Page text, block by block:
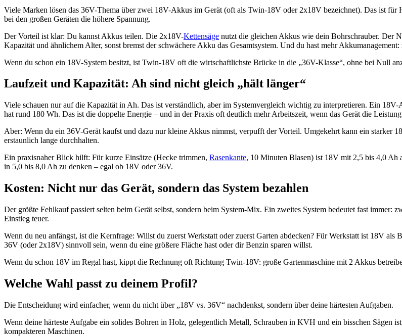
Viele Marken lösen das 36V-Thema über zwei 18V-Akkus im Gerät (oft als Twin-18V oder 2x18V bezeichnet). Das ist für
bei den großen Geräten die höhere Spannung.
Der Vorteil ist klar: Du kannst Akkus teilen. Die 2x18V-Kettensäge nutzt die gleichen Akkus wie dein Bohrschrauber. Der
Kapazität und ähnlichem Alter, sonst bremst der schwächere Akku das Gesamtsystem. Und du hast mehr
Wenn du schon ein 18V-System besitzt, ist Twin-18V oft die wirtschaftlichste Brücke in die „36V-Klasse“, ohne bei Null
Laufzeit und Kapazität: Ah sind nicht gleich „hält länger“
Viele schauen nur auf die Kapazität in Ah. Das ist verständlich, aber im Systemvergleich wichtig zu interpretieren. Ein
hat rund 180 Wh. Das ist die doppelte Energie – und in der Praxis oft deutlich mehr Arbeitszeit, wenn das Gerät die
Aber: Wenn du ein 36V-Gerät kaufst und dazu nur kleine Akkus nimmst, verpufft der Vorteil. Umgekehrt kann ein starker
erstaunlich lange durchhalten.
Ein praxisnaher Blick hilft: Für kurze Einsätze (Hecke trimmen, Rasenkante, 10 Minuten Blasen) ist 18V mit 2,5 bis 4,0 Ah
in 5,0 bis 8,0 Ah zu denken – egal ob 18V oder 36V.
Kosten: Nicht nur das Gerät, sondern das System bezahlen
Der größte Fehlkauf passiert selten beim Gerät selbst, sondern beim System-Mix. Ein zweites System bedeutet fast immer:
Einstieg teuer.
Wenn du neu anfängst, ist die Kernfrage: Willst du zuerst Werkstatt oder zuerst Garten abdecken? Für Werkstatt ist 18V
36V (oder 2x18V) sinnvoll sein, wenn du eine größere Fläche hast oder dir Benzin sparen willst.
Wenn du schon 18V im Regal hast, kippt die Rechnung oft Richtung Twin-18V: große Gartenmaschine mit 2 Akkus
Welche Wahl passt zu deinem Profil?
Die Entscheidung wird einfacher, wenn du nicht über „18V vs. 36V“ nachdenkst, sondern über deine härtesten Aufgaben.
Wenn deine härteste Aufgabe ein solides Bohren in Holz, gelegentlich Metall, Schrauben in KVH und ein bisschen Sägen
kompakteren Maschinen.